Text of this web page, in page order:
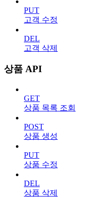
PUT
고객 수정
DEL
고객 삭제
상품 API
GET
상품 목록 조회
POST
상품 생성
PUT
상품 수정
DEL
상품 삭제